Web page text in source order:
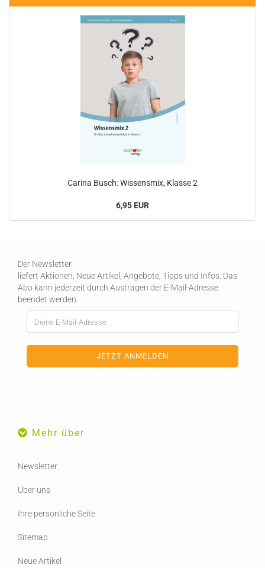
Carina Busch: Wissensmix, Klasse 2
6,95 EUR
Der Newsletter
liefert Aktionen, Neue Artikel, Angebote, Tipps und Infos. Das
Abo kann jederzeit durch Austragen der E-Mail-Adresse
beendet werden.
Mehr über
Newsletter
Über uns
Ihre persönliche Seite
Sitemap
Neue Artikel